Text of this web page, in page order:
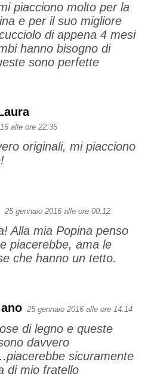
piacciono molto per la
e per il suo migliore
di appena 4 mesi
hanno bisogno di
sono perfette
alle ore 22:35
originali, mi piacciono
25 gennaio 2016 alle ore 00:12
Alla mia Popina penso
piacerebbe, ama le
che hanno un tetto.
25 gennaio 2016 alle ore 14:14
di legno e queste
davvero
sicuramente
di mio fratello